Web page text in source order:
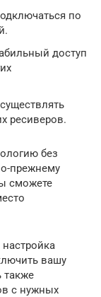
по
доступ
ресиверов.
без
прежнему
сможете
вашу
также
с нужных